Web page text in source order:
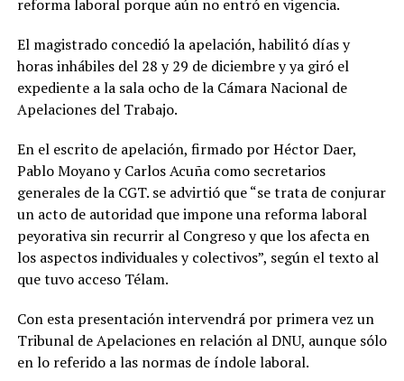
reforma laboral porque aún no entró en vigencia.
El magistrado concedió la apelación, habilitó días y
horas inhábiles del 28 y 29 de diciembre y ya giró el
expediente a la sala ocho de la Cámara Nacional de
Apelaciones del Trabajo.
En el escrito de apelación, firmado por Héctor Daer,
Pablo Moyano y Carlos Acuña como secretarios
generales de la CGT. se advirtió que “se trata de conjurar
un acto de autoridad que impone una reforma laboral
peyorativa sin recurrir al Congreso y que los afecta en
los aspectos individuales y colectivos”, según el texto al
que tuvo acceso Télam.
Con esta presentación intervendrá por primera vez un
Tribunal de Apelaciones en relación al DNU, aunque sólo
en lo referido a las normas de índole laboral.